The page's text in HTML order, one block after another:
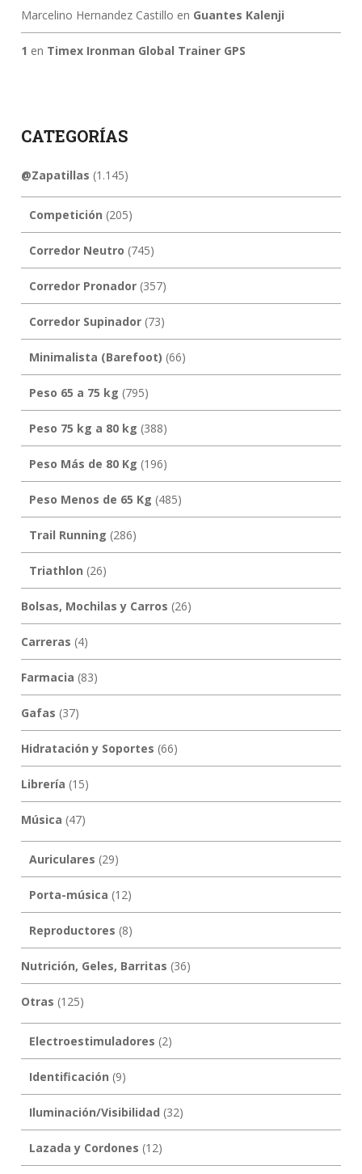
Marcelino Hernandez Castillo en Guantes Kalenji
1 en Timex Ironman Global Trainer GPS
CATEGORÍAS
@Zapatillas (1.145)
Competición (205)
Corredor Neutro (745)
Corredor Pronador(357)
Corredor Supinador(73)
Minimalista (Barefoot) (66)
Peso 65 a 75 kg (795)
Peso 75 kg a 80 kg (388)
Peso Más de 80 Kg (196)
Peso Menos de 65 Kg (485)
Trail Running (286)
Triathlon (26)
Bolsas, Mochilas y Carros (26)
Carreras (4)
Farmacia (83)
Gafas (37)
Hidratación y Soportes (66)
Librería (15)
Música (47)
Auriculares (29)
Porta-música (12)
Reproductores (8)
Nutrición, Geles, Barritas (36)
Otras (125)
Electroestimuladores (2)
Identificación (9)
Iluminación/Visibilidad (32)
Lazada y Cordones (12)